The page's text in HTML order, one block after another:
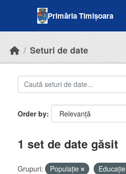
Primăria Timișoara
Seturi de date
Order by
1 set de date găsit
Grupuri: Populație Educație